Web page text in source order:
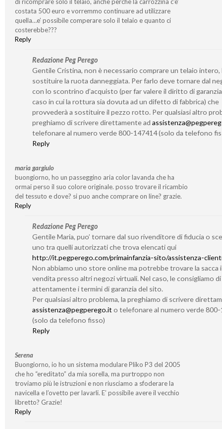
costata 500 euro e vorremmo continuare ad utilizzare
quella…e’ possibile comperare solo il telaio e quanto ci
costerebbe???
Reply
Redazione Peg Perego
Gentile Cristina, non è necessario comprare un telaio intero,
sostituire la ruota danneggiata. Per farlo deve tornare dal
con lo scontrino d’acquisto (per far valere il diritto di
caso in cui la rottura sia dovuta ad un difetto di fabbrica) che
provvederà a sostituire il pezzo rotto. Per qualsiasi altro
preghiamo di scrivere direttamente ad
telefonare al numero verde 800-147414 (solo da telefono
Reply
maria gargiulo
buongiorno, ho un passeggino aria color lavanda che ha
ormai perso il suo colore originale. posso trovare il ricambio
del tessuto e dove? si puo anche comprare on line? grazie.
Reply
Redazione Peg Perego
Gentile Maria, puo’ tornare dal suo rivenditore di fiducia o
uno tra quelli autorizzati che trova elencati qui
http://it.pegperego.com/primainfanzia-sito/assistenza-
Non abbiamo uno store online ma potrebbe trovare la sacca
vendita presso altri negozi virtuali. Nel caso, le consigliamo
attentamente i termini di garanzia del sito.
Per qualsiasi altro problema, la preghiamo di scrivere
assistenza@pegperego.ito telefonare al numero verde 800-
(solo da telefono fisso)
Reply
Serena
Buongiorno, io ho un sistema modulare Pliko P3 del 2005
che ho “ereditato” da mia sorella, ma purtroppo non
troviamo più le istruzioni e non riusciamo a sfoderare la
navicella e l’ovetto per lavarli. E’ possibile avere il vecchio
libretto? Grazie!
Reply